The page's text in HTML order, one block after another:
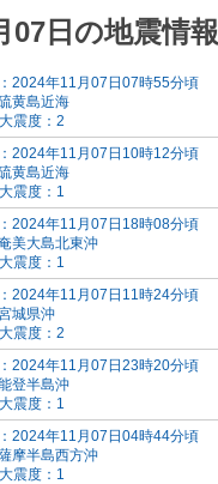
07日の地震情報
2024年11月07日07時55分頃
黄島近海
震度：2
2024年11月07日10時12分頃
黄島近海
震度：1
2024年11月07日18時08分頃
美大島北東沖
震度：1
2024年11月07日11時24分頃
城県沖
震度：2
2024年11月07日23時20分頃
登半島沖
震度：1
2024年11月07日04時44分頃
摩半島西方沖
震度：1